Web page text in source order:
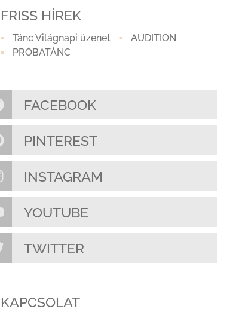
FRISS HÍREK
Tánc Világnapi üzenet
AUDITION
PRÓBATÁNC
FACEBOOK
PINTEREST
INSTAGRAM
YOUTUBE
TWITTER
KAPCSOLAT